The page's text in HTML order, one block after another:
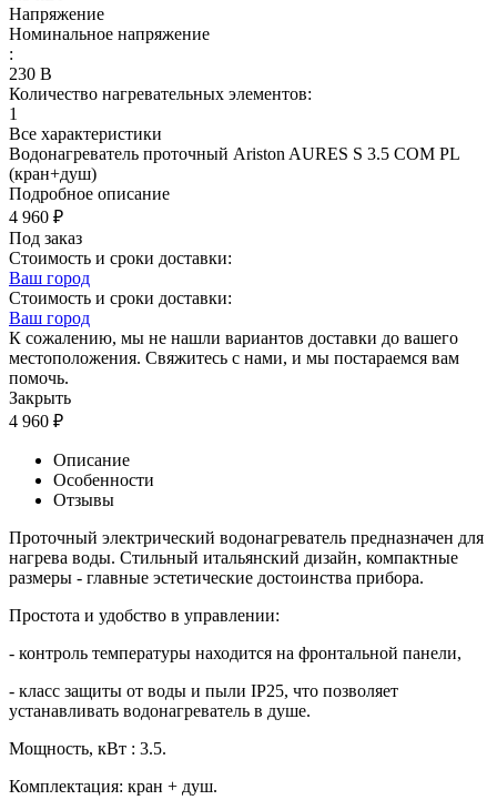
Напряжение
Номинальное напряжение
:
230 В
Количество нагревательных элементов:
1
Все характеристики
Водонагреватель проточный Ariston AURES S 3.5 COM PL
(кран+душ)
Подробное описание
4 960 ₽
Под заказ
Стоимость и сроки доставки:
Ваш город
Стоимость и сроки доставки:
Ваш город
К сожалению, мы не нашли вариантов доставки до вашего
местоположения. Свяжитесь с нами, и мы постараемся вам
помочь.
Закрыть
4 960 ₽
Описание
Особенности
Отзывы
Проточный электрический водонагреватель предназначен для
нагрева воды. Стильный итальянский дизайн, компактные
размеры - главные эстетические достоинства прибора.
Простота и удобство в управлении:
- контроль температуры находится на фронтальной панели,
- класс защиты от воды и пыли IP25, что позволяет
устанавливать водонагреватель в душе.
Мощность, кВт : 3.5.
Комплектация: кран + душ.